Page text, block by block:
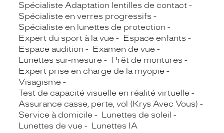
Spécialiste Adaptation lentilles de contact
Spécialiste en verres progressifs
Spécialiste en lunettes de protection
Expert du sport à la vue
Espace enfants
Espace audition
Examen de vue
Lunettes sur-mesure
Prêt de montures
Expert prise en charge de la myopie
Visagisme
Test de capacité visuelle en réalité virtuelle
Assurance casse, perte, vol (Krys Avec Vous)
Service à domicile
Lunettes de soleil
Lunettes de vue
Lunettes IA